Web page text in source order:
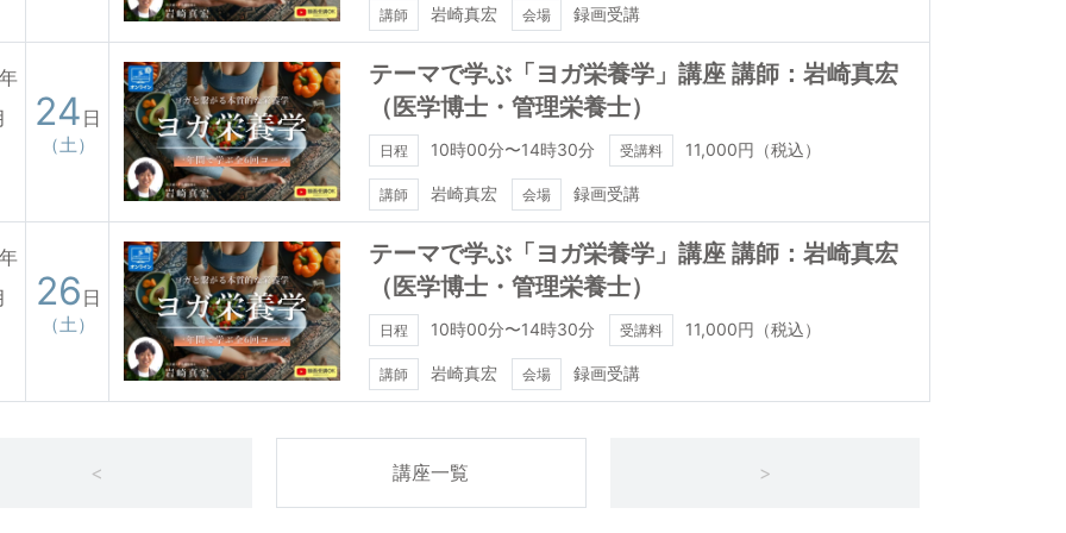
講師 岩崎真宏 会場 録画受講
24 日
（土）
テーマで学ぶ「ヨガ栄養学」講座 講師：岩崎真宏
（医学博士・管理栄養士）
日程 10時00分〜14時30分 受講料 11,000円（税込）
講師 岩崎真宏 会場 録画受講
26 日
（土）
テーマで学ぶ「ヨガ栄養学」講座 講師：岩崎真宏
（医学博士・管理栄養士）
日程 10時00分〜14時30分 受講料 11,000円（税込）
講師 岩崎真宏 会場 録画受講
< 講座一覧 >